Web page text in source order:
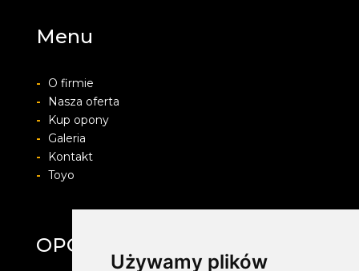
Używamy plików
Menu
-
O firmie
-
Nasza oferta
-
Kup opony
-
Galeria
-
Kontakt
- Toyo
OPONY ŚMIGIELSKI